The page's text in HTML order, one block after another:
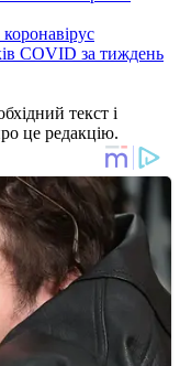
COVID за тиждень
текст і
це редакцію.